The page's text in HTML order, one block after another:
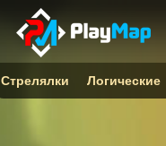
Стрелялки Логические